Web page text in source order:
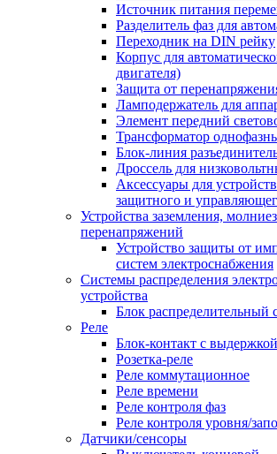
Источник питания
Разделитель фаз для
Переходник на DIN рейку
Корпус для
двигателя)
Защита от
Ламподержатель для
Элемент передний
Трансформатор
Блок-линия
Дроссель для
Аксессуары для
защитного и
Устройства заземления,
перенапряжений
Устройство защиты от
систем электроснабжения
Системы распределения
устройства
Блок
Реле
Блок-контакт с
Розетка-реле
Реле коммутационное
Реле времени
Реле контроля фаз
Реле контроля уровня/
Датчики/сенсоры